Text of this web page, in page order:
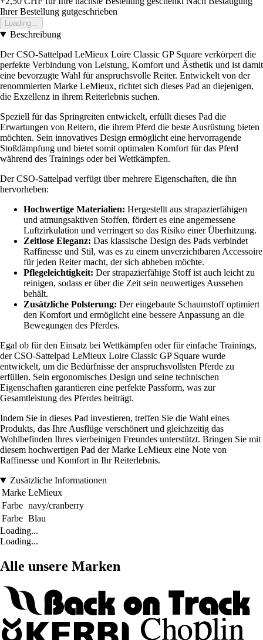
Ihrer Bestellung gutgeschrieben
Loading...
Beschreibung
Der CSO-Sattelpad LeMieux Loire Classic GP Square verkörpert die
perfekte Verbindung von Leistung, Komfort und Ästhetik und ist damit
eine bevorzugte Wahl für anspruchsvolle Reiter. Entwickelt von der
renommierten Marke LeMieux, richtet sich dieses Pad an diejenigen,
die Exzellenz in ihrem Reiterlebnis suchen.
Speziell für das Springreiten entwickelt, erfüllt dieses Pad die
Erwartungen von Reitern, die ihrem Pferd die beste Ausrüstung bieten
möchten. Sein innovatives Design ermöglicht eine hervorragende
Stoßdämpfung und bietet somit optimalen Komfort für das Pferd
während des Trainings oder bei Wettkämpfen.
Der CSO-Sattelpad verfügt über mehrere Eigenschaften, die ihn
hervorheben:
Hochwertige Materialien: Hergestellt aus strapazierfähigen
und atmungsaktiven Stoffen, fördert es eine angemessene
Luftzirkulation und verringert so das Risiko einer Überhitzung.
Zeitlose Eleganz: Das klassische Design des Pads verbindet
Raffinesse und Stil, was es zu einem unverzichtbaren Accessoire
für jeden Reiter macht, der sich abheben möchte.
Pflegeleichtigkeit: Der strapazierfähige Stoff ist auch leicht zu
reinigen, sodass er über die Zeit sein neuwertiges Aussehen
behält.
Zusätzliche Polsterung: Der eingebaute Schaumstoff optimiert
den Komfort und ermöglicht eine bessere Anpassung an die
Bewegungen des Pferdes.
Egal ob für den Einsatz bei Wettkämpfen oder für einfache Trainings,
der CSO-Sattelpad LeMieux Loire Classic GP Square wurde
entwickelt, um die Bedürfnisse der anspruchsvollsten Pferde zu
erfüllen. Sein ergonomisches Design und seine technischen
Eigenschaften garantieren eine perfekte Passform, was zur
Gesamtleistung des Pferdes beiträgt.
Indem Sie in dieses Pad investieren, treffen Sie die Wahl eines
Produkts, das Ihre Ausflüge verschönert und gleichzeitig das
Wohlbefinden Ihres vierbeinigen Freundes unterstützt. Bringen Sie mit
diesem hochwertigen Pad der Marke LeMieux eine Note von
Raffinesse und Komfort in Ihr Reiterlebnis.
Zusätzliche Informationen
Marke LeMieux
Farbe navy/cranberry
Farbe Blau
Loading...
Loading...
Alle unsere Marken